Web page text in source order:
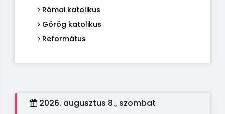
Római katolikus
Görög katolikus
Református
2026. augusztus 8., szombat